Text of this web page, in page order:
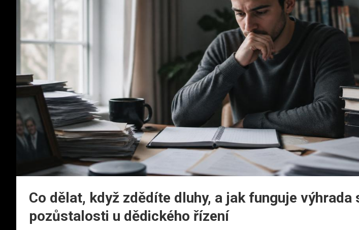
Co dělat, když zdědíte dluhy, a jak funguje výhrada
pozůstalosti u dědického řízení